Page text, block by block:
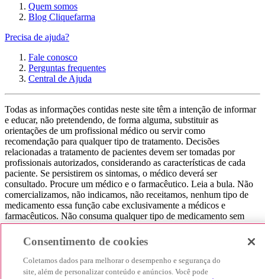
Quem somos
Blog Cliquefarma
Precisa de ajuda?
Fale conosco
Perguntas frequentes
Central de Ajuda
Todas as informações contidas neste site têm a intenção de informar
e educar, não pretendendo, de forma alguma, substituir as
orientações de um profissional médico ou servir como
recomendação para qualquer tipo de tratamento. Decisões
relacionadas a tratamento de pacientes devem ser tomadas por
profissionais autorizados, considerando as características de cada
paciente. Se persistirem os sintomas, o médico deverá ser
consultado. Procure um médico e o farmacêutico. Leia a bula. Não
comercializamos, não indicamos, não receitamos, nenhum tipo de
medicamento essa função cabe exclusivamente a médicos e
farmacêuticos. Não consuma qualquer tipo de medicamento sem
consultar seu médico. Não somos uma loja ou marketplace, ou seja,
não realizamos a venda de medicamentos, apenas contribuímos para
que você encontre o preço mais barato, comparando os preços de
produtos farmacêuticos. Contribuímos e damos auxílio para que sua
experiência seja bem-sucedida, mas a finalização da compra
Consentimento de cookies
Coletamos dados para melhorar o desempenho e segurança do
site, além de personalizar conteúdo e anúncios. Você pode